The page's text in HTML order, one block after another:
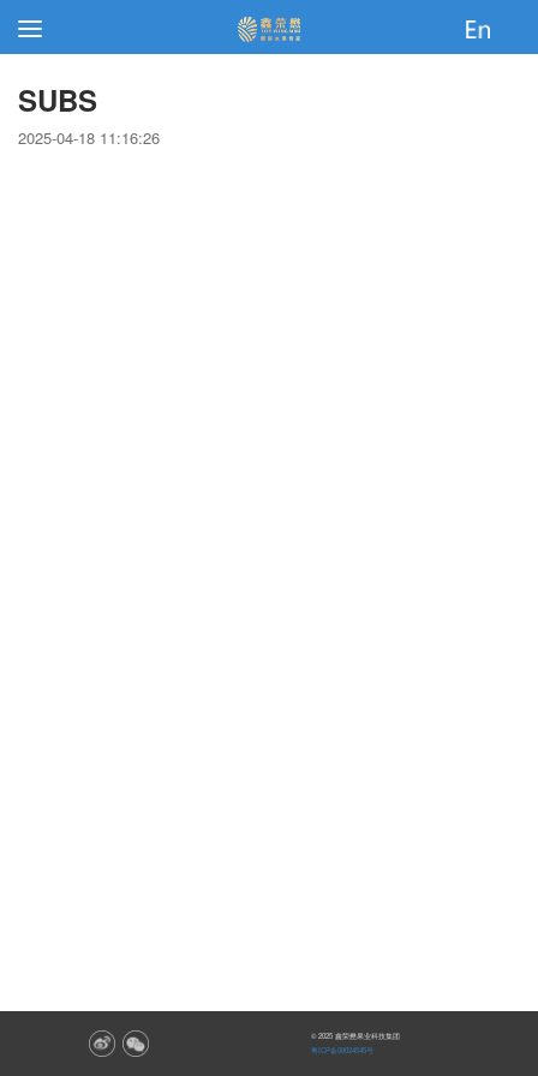
SUBS
2025-04-18 11:16:26
© 2025 鑫荣懋果业科技集团
粤ICP备08024545号